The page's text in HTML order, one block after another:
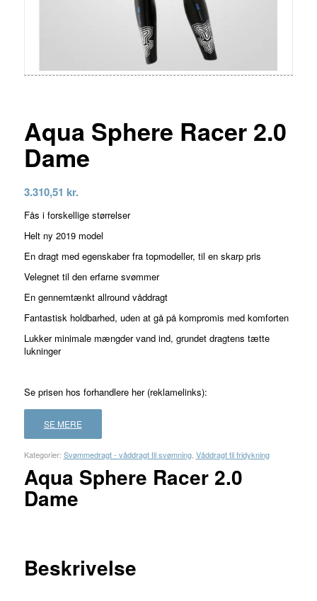
Aqua Sphere Racer 2.0
Dame
3.310,51 kr.
Fås i forskellige størrelser
Helt ny 2019 model
En dragt med egenskaber fra topmodeller, til en skarp pris
Velegnet til den erfarne svømmer
En gennemtænkt allround våddragt
Fantastisk holdbarhed, uden at gå på kompromis med komforten
Lukker minimale mængder vand ind, grundet dragtens tætte
lukninger
Se prisen hos forhandlere her (reklamelinks):
SE MERE
Kategorier: Svømmedragt - våddragt til svømning, Våddragt til fridykning
Aqua Sphere Racer 2.0
Dame
Beskrivelse